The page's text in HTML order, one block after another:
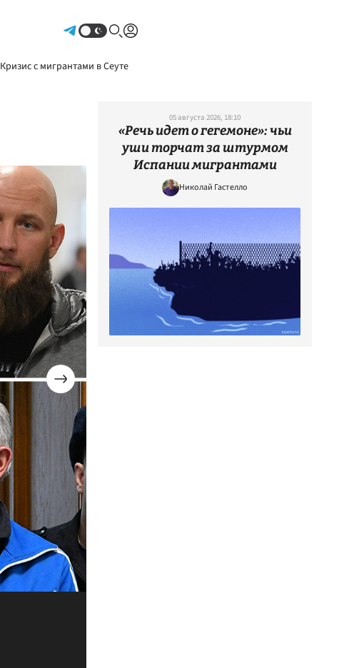
Кризис с мигрантами в Сеуте
05 августа 2026, 18:10
«Речь идет о гегемоне»: чьи
уши торчат за штурмом
Испании мигрантами
Николай Гастелло